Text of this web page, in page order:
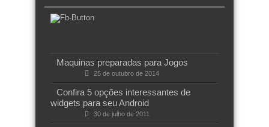
Maquinas preparadas para Jogos
25 de outubro de 2014
Confira 5 opções interessantes de
widgets para seu Android
30 de julho de 2011